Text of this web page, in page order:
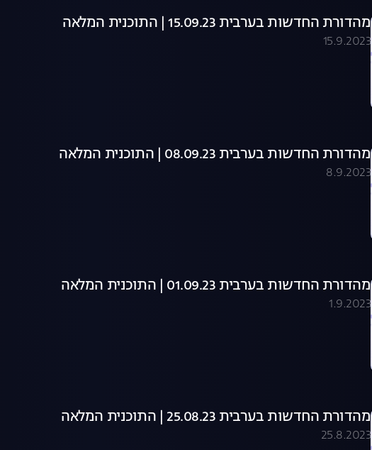
מהדורת החדשות בערבית 15.09.23 | התוכנית המלאה
15.9.2023
מהדורת החדשות בערבית 08.09.23 | התוכנית המלאה
8.9.2023
מהדורת החדשות בערבית 01.09.23 | התוכנית המלאה
1.9.2023
מהדורת החדשות בערבית 25.08.23 | התוכנית המלאה
25.8.2023